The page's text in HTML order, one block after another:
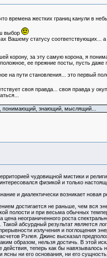
времена жестких границ канули в
выбор
Вашему статусу соответствующих...
корону, за эту самую корона, я
ее прежние посты, пусть
на пути становления... это первый
своя правда... своя правда у
понимающий, знающий, мыслящий...
чудовищной мистики и
физикой и только
и диалектически возникает новая
достигается не раньше, чем вся
полости и при весьма обычных
неограниченного роста
абсурдный результат является
излучения и поглощения
Рэлея. Джинс высказал
образом, нельзя достичь. В этой
действия, теперь как бы
ни его основания, ни его